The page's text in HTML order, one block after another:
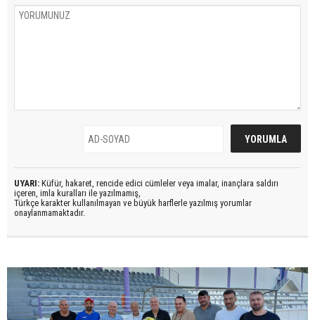
UYARI: Küfür, hakaret, rencide edici cümleler veya imalar, inançlara saldırı
içeren, imla kuralları ile yazılmamış,
Türkçe karakter kullanılmayan ve büyük harflerle yazılmış yorumlar
onaylanmamaktadır.